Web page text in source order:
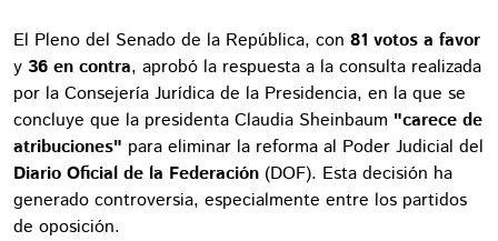
El Pleno del Senado de la República, con 81 votos a favor
y 36 en contra, aprobó la respuesta a la consulta realizada
por la Consejería Jurídica de la Presidencia, en la que se
concluye que la presidenta Claudia Sheinbaum "carece de
atribuciones" para eliminar la reforma al Poder Judicial del
Diario Oficial de la Federación (DOF). Esta decisión ha
generado controversia, especialmente entre los partidos
de oposición.